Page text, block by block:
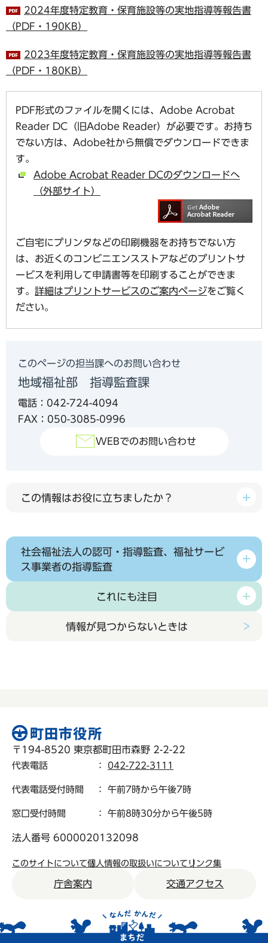
2024年度特定教育・保育施設等の実地指導等報告書
（PDF・190KB）
2023年度特定教育・保育施設等の実地指導等報告書
（PDF・180KB）
PDF形式のファイルを開くには、Adobe Acrobat
Reader DC（旧Adobe Reader）が必要です。お持ち
でない方は、Adobe社から無償でダウンロードできま
す。
Adobe Acrobat Reader DCのダウンロードへ
（外部サイト）
ご自宅にプリンタなどの印刷機器をお持ちでない方
は、お近くのコンビニエンスストアなどのプリントサ
ービスを利用して申請書等を印刷することができま
す。 詳細はプリントサービスのご案内ページをご覧く
ださい。
このページの担当課へのお問い合わせ
地域福祉部 指導監査課
電話：042-724-4094
FAX：050-3085-0996
WEBでのお問い合わせ
この情報はお役に立ちましたか？
社会福祉法人の認可・指導監査、福祉サービ
ス事業者の指導監査
これにも注目
情報が見つからないときは
〒194-8520 東京都町田市森野 2-2-22
代表電話 ： 042-722-3111
代表電話受付時間 ： 午前7時から午後7時
窓口受付時間 ： 午前8時30分から午後5時
法人番号 6000020132098
このサイトについて個人情報の取扱いについて リンク集
庁舎案内 交通アクセス